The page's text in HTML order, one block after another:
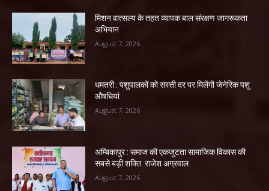
मिशन वात्सल्य के तहत व्यापक बाल संरक्षण जागरूकता
अभियान
August 7, 2026
धमतरी : पशुपालकों को सस्ती दर पर मिलेंगी जेनेरिक पशु
औषधियां
August 7, 2026
अम्बिकापुर : समाज की एकजुटता सामाजिक विकास की
सबसे बड़ी शक्ति: राजेश अग्रवाल
August 7, 2026